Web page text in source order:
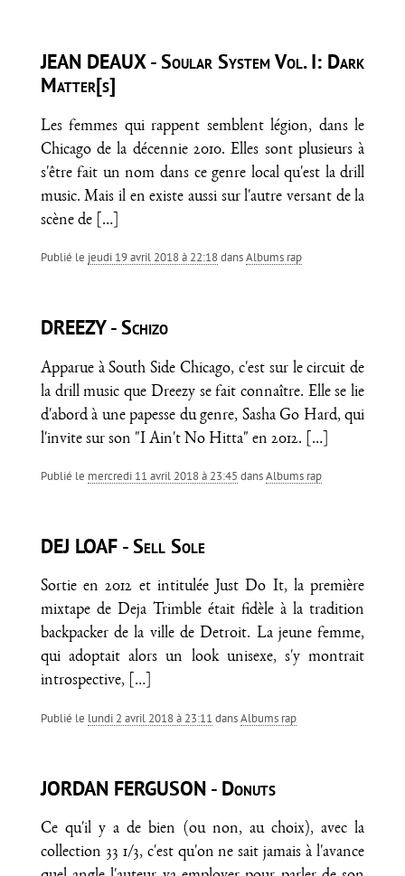
JEAN DEAUX - Soular System Vol. I: Dark
Matter[s]
Les femmes qui rappent semblent légion, dans le
Chicago de la décennie 2010. Elles sont plusieurs à
s'être fait un nom dans ce genre local qu'est la drill
music. Mais il en existe aussi sur l'autre versant de la
scène de
[…]
Publié le jeudi 19 avril 2018 à 22:18dansAlbums rap
DREEZY - Schizo
Apparue à South Side Chicago, c'est sur le circuit de
la drill music que Dreezy se fait connaître. Elle se lie
d'abord à une papesse du genre, Sasha Go Hard, qui
l'invite sur son "I Ain't No Hitta" en 2012.
[…]
Publié le mercredi 11 avril 2018 à 23:45 dansAlbums rap
DEJ LOAF - Sell Sole
Sortie en 2012 et intitulée Just Do It, la première
mixtape de Deja Trimble était fidèle à la tradition
backpacker de la ville de Detroit. La jeune femme,
qui adoptait alors un look unisexe, s'y montrait
introspective,
[…]
Publié le lundi 2 avril 2018 à 23:11 dansAlbums rap
JORDAN FERGUSON - Donuts
Ce qu'il y a de bien (ou non, au choix), avec la
collection 33 1/3, c'est qu'on ne sait jamais à l'avance